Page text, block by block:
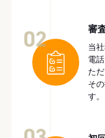
審
当
電
ただ
そ
す。